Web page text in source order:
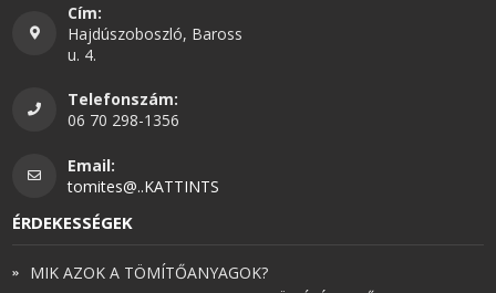
Cím:
Hajdúszoboszló, Baross
u. 4.
Telefonszám:
06 70 298-1356
Email:
tomites@..KATTINTS
ÉRDEKESSÉGEK
MIK AZOK A TÖMÍTŐANYAGOK?